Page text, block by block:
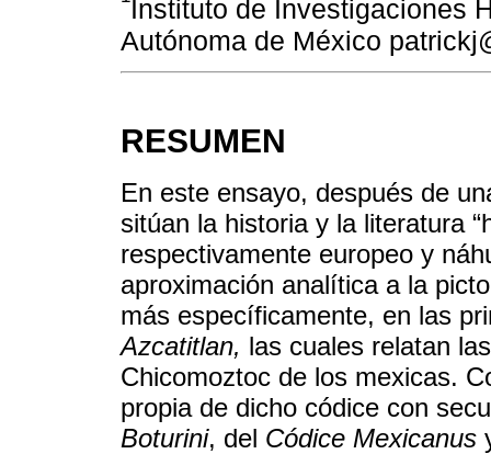
Instituto de Investigaciones
Autónoma de México
RESUMEN
En este ensayo, después de
sitúan la historia y la literatura
respectivamente europeo y
aproximación analítica a la
más específicamente, en las
Azcatitlan, las cuales relatan
Chicomoztoc de los mexicas.
propia de dicho códice con
Boturini, del Códice Mexicanus